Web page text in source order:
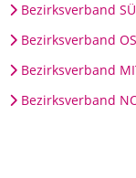
Bezirksverband
Bezirksverband
Bezirksverband
Bezirksverband